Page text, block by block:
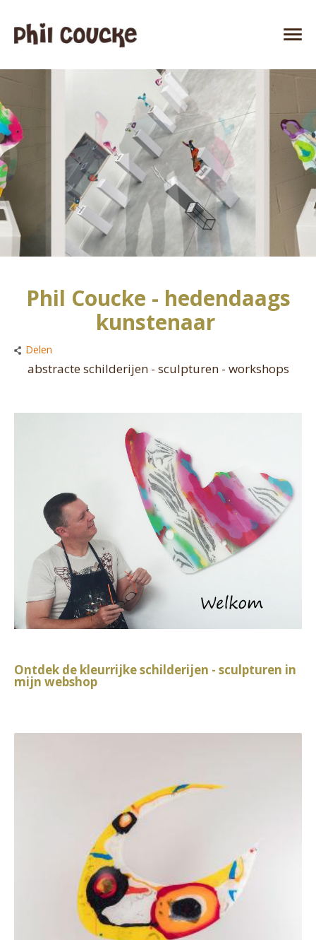
Phil Coucke - hedendaags
kunstenaar
Delen
abstracte schilderijen - sculpturen - workshops
Ontdek de kleurrijke schilderijen - sculpturen in
mijn webshop